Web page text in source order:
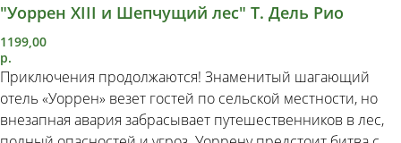
"Уоррен XIII и Шепчущий лес" Т. Дель Рио
1199,00
р.
Приключения продолжаются! Знаменитый шагающий
отель «Уоррен» везет гостей по сельской местности, но
внезапная авария забрасывает путешественников в лес,